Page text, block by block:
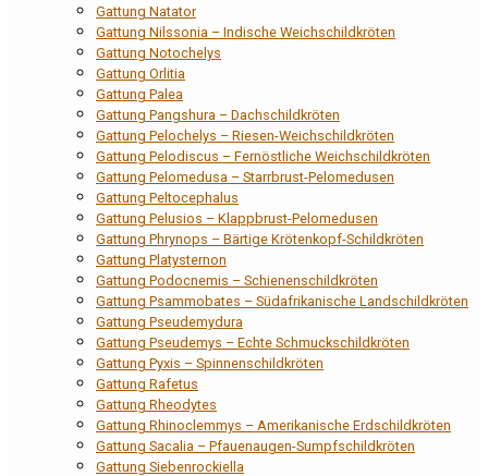
Gattung Natator
Gattung Nilssonia – Indische Weichschildkröten
Gattung Notochelys
Gattung Orlitia
Gattung Palea
Gattung Pangshura – Dachschildkröten
Gattung Pelochelys – Riesen-Weichschildkröten
Gattung Pelodiscus – Fernöstliche Weichschildkröten
Gattung Pelomedusa – Starrbrust-Pelomedusen
Gattung Peltocephalus
Gattung Pelusios – Klappbrust-Pelomedusen
Gattung Phrynops – Bärtige Krötenkopf-Schildkröten
Gattung Platysternon
Gattung Podocnemis – Schienenschildkröten
Gattung Psammobates – Südafrikanische Landschildkröten
Gattung Pseudemydura
Gattung Pseudemys – Echte Schmuckschildkröten
Gattung Pyxis – Spinnenschildkröten
Gattung Rafetus
Gattung Rheodytes
Gattung Rhinoclemmys – Amerikanische Erdschildkröten
Gattung Sacalia – Pfauenaugen-Sumpfschildkröten
Gattung Siebenrockiella